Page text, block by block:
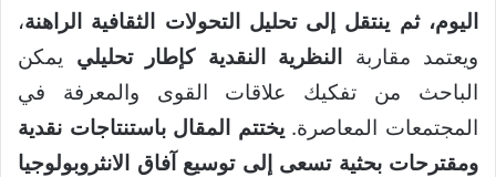
اليوم، ثم ينتقل إلى تحليل التحولات الثقافية الراهنة،
ويعتمد مقاربة
النظرية النقدية كإطار تحليلي يمكن
الباحث من تفكيك علاقات القوى والمعرفة في
المجتمعات المعاصرة.يختتم المقال باستنتاجات نقدية
ومقترحات بحثية تسعى إلى توسيع آفاق الانثروبولوجيا